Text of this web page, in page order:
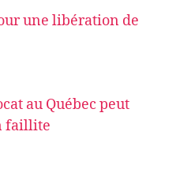
une libération de
au Québec peut
faillite